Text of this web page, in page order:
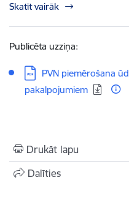
Skatīt vairāk
Publicēta uzziņa:
Lejupielādēt:
PVN piemērošana
pakalpojumiem
Drukāt lapu
Dalīties